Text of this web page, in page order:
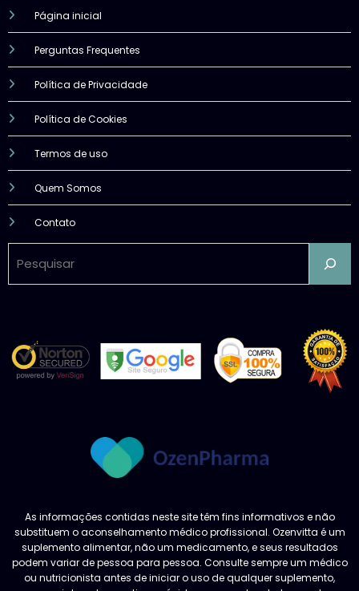
Página inicial
Perguntas Frequentes
Política de Privacidade
Política de Cookies
Termos de uso
Quem Somos
Contato
Pesquisar
As informações contidas neste site têm fins informativos e não
substituem o aconselhamento médico profissional. Ozenvitta é um
suplemento alimentar, não um medicamento, e seus resultados
podem variar de pessoa para pessoa. Consulte sempre um médico